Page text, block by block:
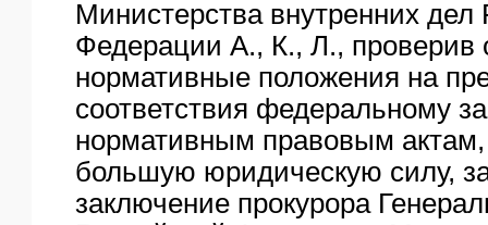
Министерства внутренних дел
Федерации А., К., Л., проверив
нормативные положения на
соответствия федеральному
нормативным правовым
большую юридическую силу,
заключение прокурора